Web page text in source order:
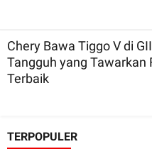
Chery Bawa Tiggo V di
Tangguh yang Tawarkan
Terbaik
TERPOPULER